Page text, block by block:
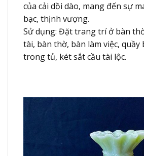
của cải dồi dào, mang đến sự
bạc, thịnh vượng.
Sử dụng: Đặt trang trí ở bàn
tài, bàn thờ, bàn làm việc, quầy
trong tủ, két sắt cầu tài lộc.